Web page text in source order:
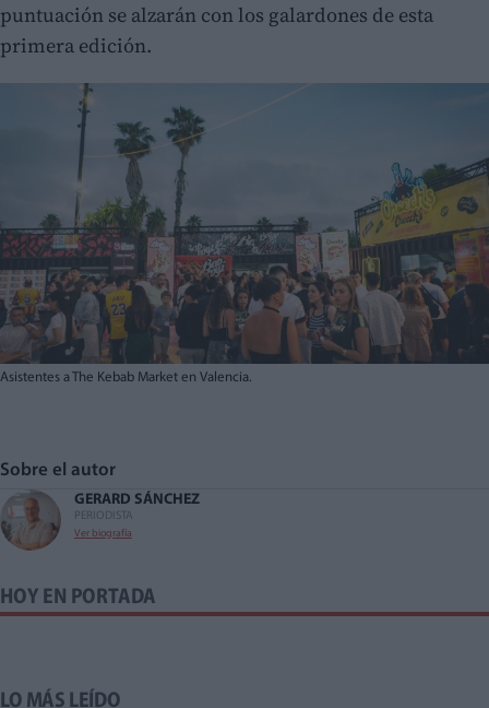
puntuación se alzarán con los galardones de esta
primera edición.
Asistentes a The Kebab Market en Valencia.
Sobre el autor
GERARD SÁNCHEZ
PERIODISTA
Ver biografía
HOY EN PORTADA
LO MÁS LEÍDO